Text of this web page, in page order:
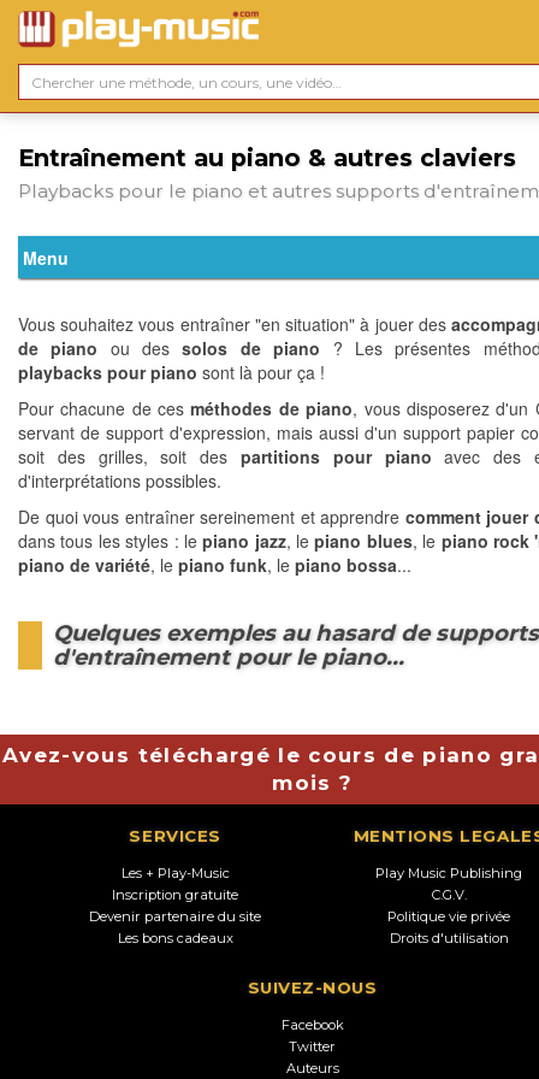
Entraînement au piano & autres claviers
Playbacks pour le piano et autres supports
Vous souhaitez vous entraîner "en situation" à jouer des
de piano ou dessolos de piano ? Les présentes
playbacks pour piano sont là pour ça !
Pour chacune de cesméthodes de piano, vous disposerez d'un
servant de support d'expression, mais aussi d'un support papier
soit des grilles, soit des partitions pour piano avec des
d'interprétations possibles.
De quoi vous entraîner sereinement et apprendre comment jouer
dans tous les styles : lepiano jazz, lepiano blues, le piano rock
piano de variété, le piano funk, le piano bossa...
Quelques exemples au hasard de supports
d'entraînement pour le piano...
Avez-vous téléchargé le cours de piano
mois ?
SERVICES
Les + Play-Music
Inscription gratuite
Devenir partenaire du site
Les bons cadeaux
MENTIONS
Play Music Publishing
C.G.V.
Politique vie privée
Droits d'utilisation
SUIVEZ-NOUS
Facebook
Twitter
Auteurs